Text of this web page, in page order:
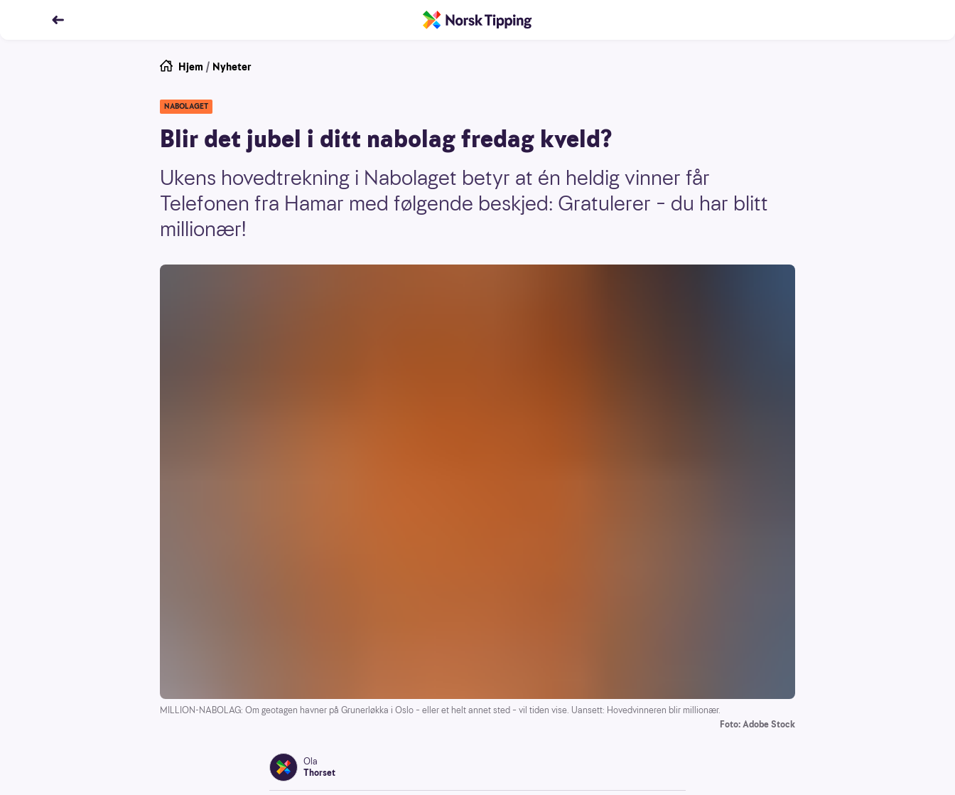
Hjem / Nyheter
NABOLAGET
Blir det jubel i ditt nabolag fredag kveld?
Ukens hovedtrekning i Nabolaget betyr at én heldig vinner får
Telefonen fra Hamar med følgende beskjed: Gratulerer – du har blitt
millionær!
MILLION-NABOLAG: Om geotagen havner på Grunerløkka i Oslo – eller et helt annet sted – vil tiden vise. Uansett: Hovedvinneren blir millionær.
Foto: Adobe Stock
Ola
Thorset